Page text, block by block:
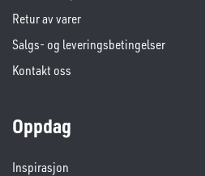
Retur av varer
Salgs- og leveringsbetingelser
Kontakt oss
Oppdag
Inspirasjon